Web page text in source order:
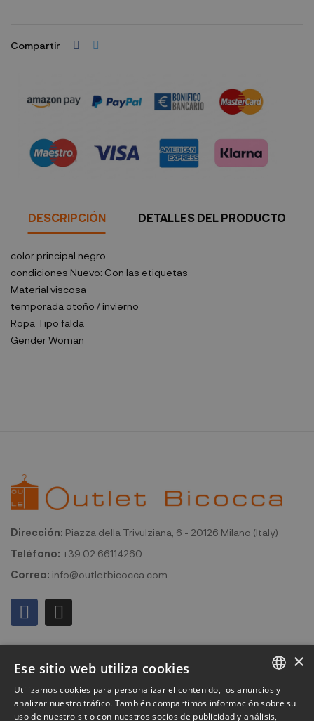
Compartir
DESCRIPCIÓN DETALLES DEL PRODUCTO
color principal negro
condiciones Nuevo: Con las etiquetas
Material viscosa
temporada otoño / invierno
Ropa Tipo falda
GenderWoman
Dirección: Piazza della Trivulziana, 6 - 20126 Milano (Italy)
Teléfono: +39 02.66114260
Correo: info@outletbicocca.com
Suscribirse al boletín de noticias
ITALIAN
×
Ese sitio web utiliza cookies
Utilizamos cookies para personalizar el contenido, los anuncios y
analizar nuestro tráfico. También compartimos información sobre su
uso de nuestro sitio con nuestros socios de publicidad y análisis,